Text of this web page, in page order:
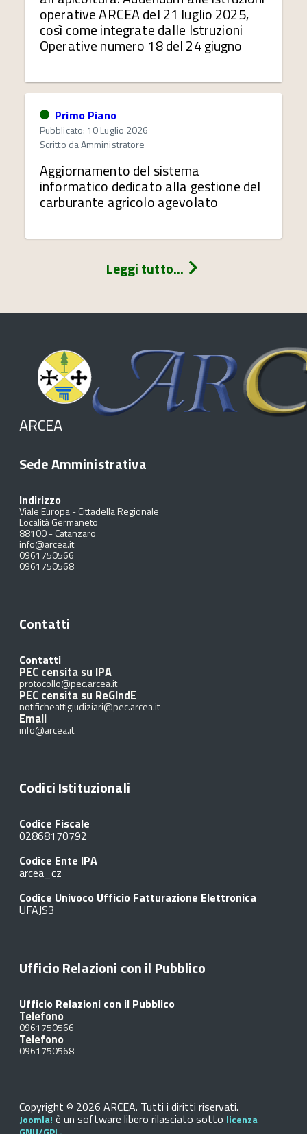
operative ARCEA del 21 luglio 2025,
così come integrate dalle Istruzioni
Operative numero 18 del 24 giugno
Primo Piano
Pubblicato: 10 Luglio 2026
Scritto daAmministratore
Aggiornamento del sistema
informatico dedicato alla gestione del
carburante agricolo agevolato
Leggi tutto...
ARCEA
Sede Amministrativa
Indirizzo
Viale Europa - Cittadella Regionale
Località Germaneto
88100-Catanzaro
info@arcea.it
0961750566
0961750568
Contatti
Contatti
PEC censita su IPA
protocollo@pec.arcea.it
PEC censita su ReGIndE
notificheattigiudiziari@pec.arcea.it
Email
info@arcea.it
Codici Istituzionali
Codice Fiscale
02868170792
Codice Ente IPA
arcea_cz
Codice Univoco Ufficio Fatturazione Elettronica
UFAJS3
Ufficio Relazioni con il Pubblico
Ufficio Relazioni con il Pubblico
Telefono
0961750566
Telefono
0961750568
Copyright © 2026 ARCEA. Tutti i diritti riservati.
Joomla! è un software libero rilasciato sotto licenza